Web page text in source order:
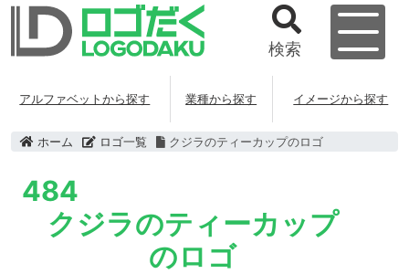
検索
アルファベットから探す 業種から探す イメージから探す
ホーム ロゴ一覧 クジラのティーカップのロゴ
484
クジラのティーカップ
のロゴ